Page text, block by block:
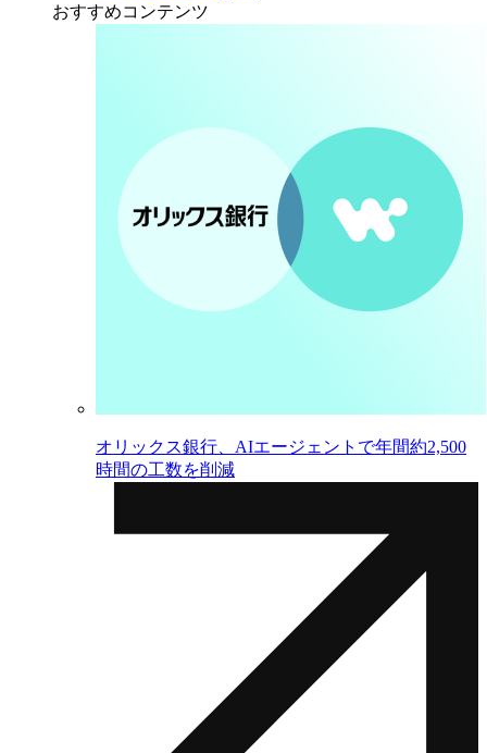
おすすめコンテンツ
オリックス銀行、AIエージェントで年間約2,500
時間の工数を削減